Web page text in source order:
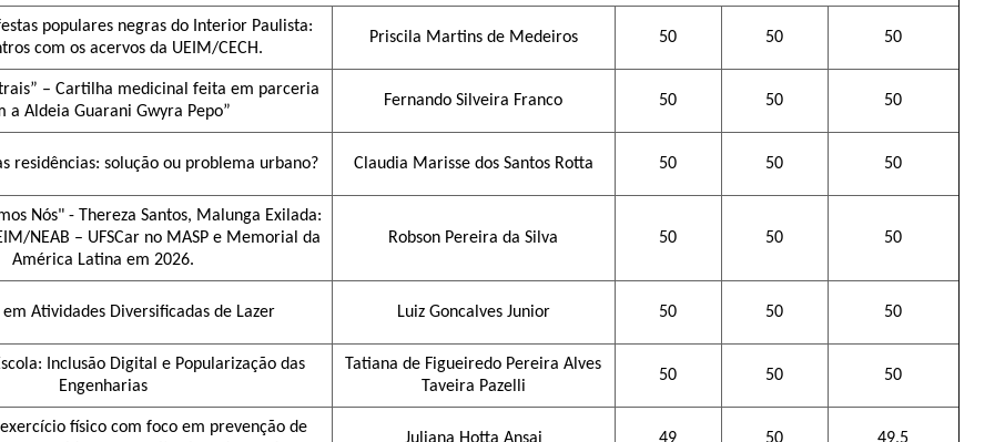
populares negras do Interior Paulista:
com os acervos da UEIM/CECH.
Priscila Martins de Medeiros 50 50 50
– Cartilha medicinal feita em parceria
a Aldeia Guarani Gwyra Pepo”
Fernando Silveira Franco 50 50 50
residências: solução ou problema urbano? Claudia Marisse dos Santos Rotta 50 50 50
Nós" - Thereza Santos, Malunga Exilada:
NEAB – UFSCar no MASP e Memorial da
América Latina em 2026.
Robson Pereira da Silva 50 50 50
Atividades Diversificadas de Lazer Luiz Goncalves Junior 50 50 50
Inclusão Digital e Popularização das
Engenharias
Tatiana de Figueiredo Pereira Alves
Taveira Pazelli
50 50 50
físico com foco em prevenção de
Juliana Hotta Ansai 49 50 49,5